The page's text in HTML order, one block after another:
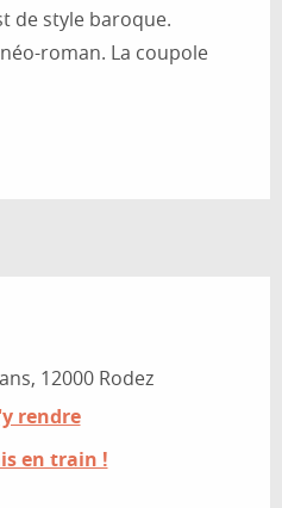
de style baroque.
roman. La coupole
12000 Rodez
rendre
en train !